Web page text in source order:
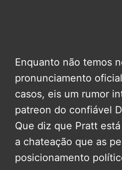
Enquanto não temos
pronunciamento
casos, eis um rumor
patreon do confiável
Que diz que Pratt
a chateação que as
posicionamento